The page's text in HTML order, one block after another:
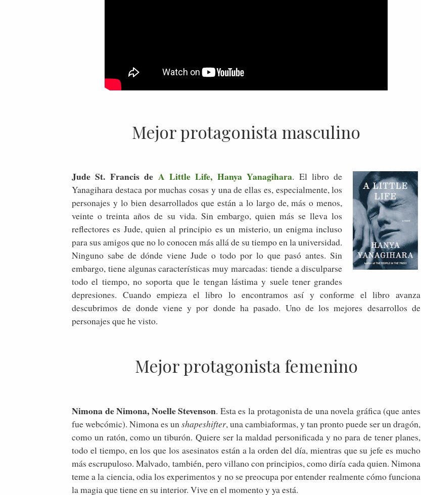
Mejor protagonista masculino
Jude St. Francis de A Little Life, Hanya Yanagihara. El libro de
Yanagihara destaca por muchas cosas y una de ellas es, especialmente, los
personajes y lo bien desarrollados que están a lo largo de, más o menos,
veinte o treinta años de su vida. Sin embargo, quien más se lleva los
reflectores es Jude, quien al principio es un misterio, un enigma incluso
para sus amigos que no lo conocen más allá de su tiempo en la universidad.
Ninguno sabe de dónde viene Jude o todo por lo que pasó antes. Sin
embargo, tiene algunas características muy marcadas: tiende a disculparse
todo el tiempo, no soporta que le tengan lástima y suele tener grandes
depresiones. Cuando empieza el libro lo encontramos así y conforme el libro avanza
descubrimos de donde viene y por donde ha pasado. Uno de los mejores desarrollos de
personajes que he visto.
Mejor protagonista femenino
Nimona de Nimona, Noelle Stevenson. Esta es la protagonista de una novela gráfica (que antes
fue webcómic). Nimona es un shapeshifter, una cambiaformas, y tan pronto puede ser un dragón,
como un ratón, como un tiburón. Quiere ser la maldad personificada y no para de tener planes,
todo el tiempo, en los que los asesinatos están a la orden del día, mientras que su jefe es mucho
más escrupuloso. Malvado, también, pero villano con principios, como diría cada quien. Nimona
teme a la ciencia, odia los experimentos y no se preocupa por entender realmente cómo funciona
la magia que tiene en su interior. Vive en el momento y ya está.